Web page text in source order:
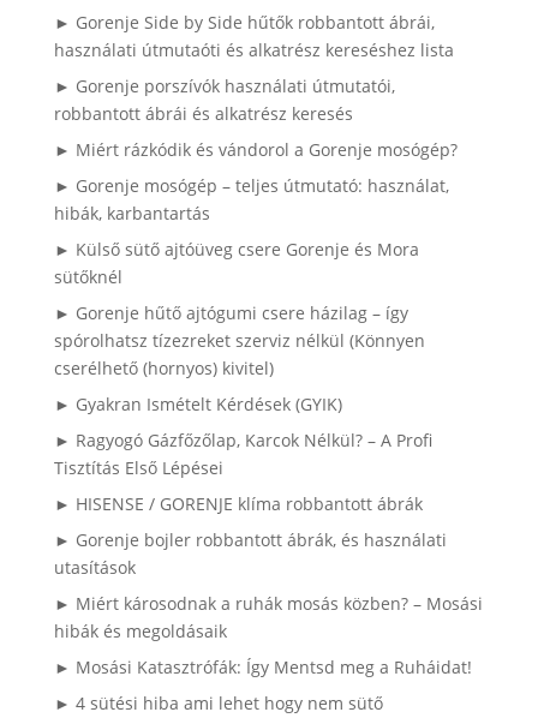
► Gorenje Side by Side hűtők robbantott ábrái,
használati útmutaóti és alkatrész kereséshez lista
► Gorenje porszívók használati útmutatói,
robbantott ábrái és alkatrész keresés
► Miért rázkódik és vándorol a Gorenje mosógép?
► Gorenje mosógép – teljes útmutató: használat,
hibák, karbantartás
► Külső sütő ajtóüveg csere Gorenje és Mora
sütőknél
► Gorenje hűtő ajtógumi csere házilag – így
spórolhatsz tízezreket szerviz nélkül (Könnyen
cserélhető (hornyos) kivitel)
► Gyakran Ismételt Kérdések (GYIK)
► Ragyogó Gázfőzőlap, Karcok Nélkül? – A Profi
Tisztítás Első Lépései
► HISENSE / GORENJE klíma robbantott ábrák
► Gorenje bojler robbantott ábrák, és használati
utasítások
► Miért károsodnak a ruhák mosás közben? – Mosási
hibák és megoldásaik
► Mosási Katasztrófák: Így Mentsd meg a Ruháidat!
► 4 sütési hiba ami lehet hogy nem sütő